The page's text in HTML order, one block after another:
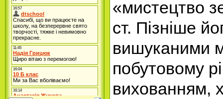
«мистецтво
ст. Пізніше
вишуканими
побутовому
вихованням,